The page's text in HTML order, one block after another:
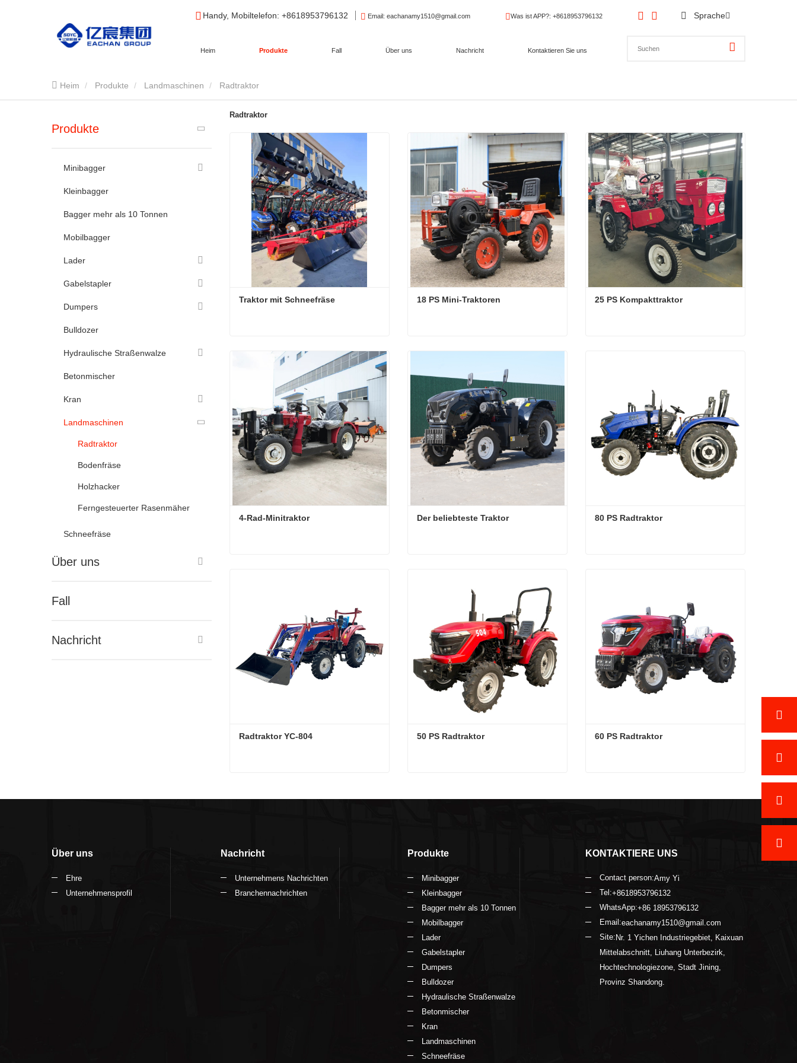
Heim Produkte Fall Über uns Nachricht Kontaktieren Sie uns
Handy, Mobiltelefon: +8618953796132 Email: eachanamy1510@gmail.com Was ist APP?: +8618953796132 Sprache
Heim Produkte Landmaschinen Radtraktor
Produkte
Minibagger
Kleinbagger
Bagger mehr als 10 Tonnen
Mobilbagger
Lader
Gabelstapler
Dumpers
Bulldozer
Hydraulische Straßenwalze
Betonmischer
Kran
Landmaschinen
Radtraktor
Bodenfräse
Holzhacker
Ferngesteuerter Rasenmäher
Schneefräse
Über uns
Fall
Nachricht
Radtraktor
Traktor mit Schneefräse
Traktor mit Schneefräse
Kontaktieren Sie mich jetzt
18 PS Mini-Traktoren
18 PS Mini-Traktoren
25 PS Kompakttraktor
4-Rad-Minitraktor Der beliebteste Traktor 80 PS Radtraktor
Radtraktor YC-804
Kontaktieren Sie mich jetzt
50 PS Radtraktor
Kontaktieren Sie mich jetzt
60 PS Radtraktor
Kontaktieren Sie mich jetzt
Über uns
Ehre
Unternehmensprofil
Nachricht
Unternehmens Nachrichten
Branchennachrichten
Produkte
Minibagger
Kleinbagger
Bagger mehr als 10 Tonnen
Mobilbagger
Lader
Gabelstapler
Dumpers
Bulldozer
Hydraulische Straßenwalze
Betonmischer
Kran
Landmaschinen
Schneefräse
KONTAKTIERE UNS
Contact person:Amy Yi
Tel:+8618953796132
WhatsApp:+86 18953796132
Email:eachanamy1510@gmail.com
Site:Nr. 1 Yichen Industriegebiet, Kaixuan
Mittelabschnitt, Liuhang Unterbezirk,
Hochtechnologiezone, Stadt Jining,
Provinz Shandong.